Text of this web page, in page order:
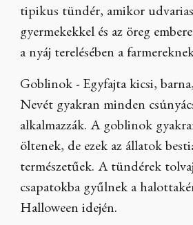
tipikus tündér, amikor udvarias
gyermekekkel és az öreg
a nyáj terelésében a
Goblinok - Egyfajta kicsi,
Nevét gyakran minden
alkalmazzák. A goblinok
öltenek, de ezek az állatok
természetűek. A tündérek
csapatokba gyűlnek a
Halloween idején.